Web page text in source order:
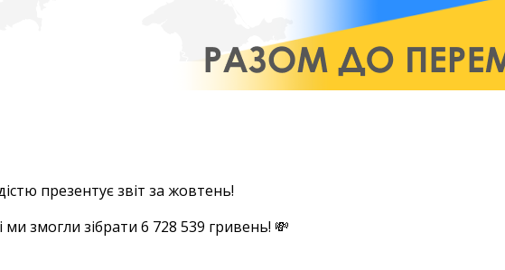
презентує звіт за жовтень!
змогли зібрати 6 728 539 гривень! 💸